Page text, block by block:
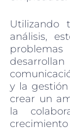
Utilizando
análisis,
y la
crear un
la
crecimiento